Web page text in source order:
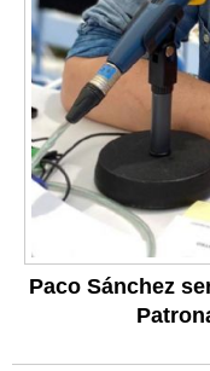
Paco Sánchez